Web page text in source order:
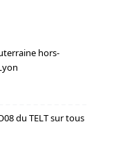
hors-
du TELT sur tous